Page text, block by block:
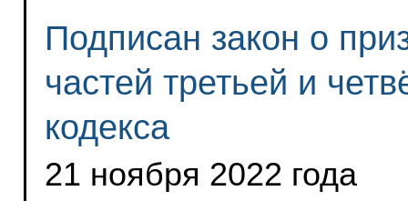
Подписан закон о
частей третьей и
кодекса
21 ноября 2022 года